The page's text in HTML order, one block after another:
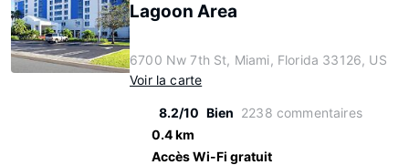
Lagoon Area
6700 Nw 7th St, Miami, Florida 33126, US
Voir la carte
8.2/10 Bien 2238 commentaires
0.4 km
Accès Wi-Fi gratuit